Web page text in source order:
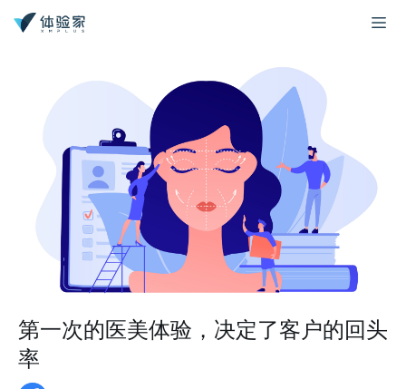
第一次的医美体验，决定了客户的回头
率